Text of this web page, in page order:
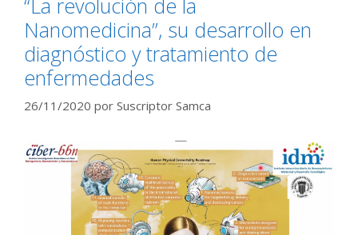
Nanomedicina”, su desarrollo en
diagnóstico y tratamiento de
enfermedades
26/11/2020 por Suscriptor Samca